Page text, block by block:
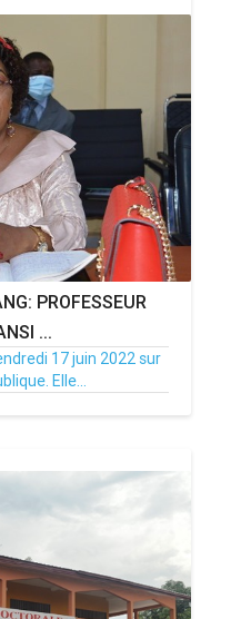
PROFESSEUR
...
17 juin 2022 sur
Elle...
9